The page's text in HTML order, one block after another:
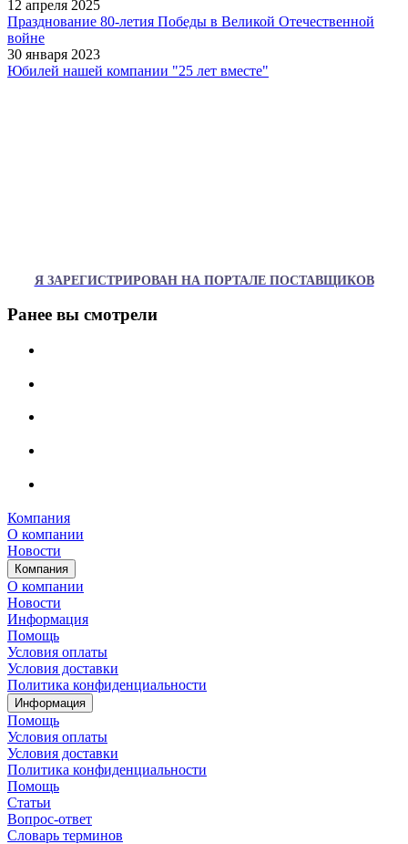
12 апреля 2025
Празднование 80-летия Победы в Великой Отечественной
войне
30 января 2023
Юбилей нашей компании "25 лет вместе"
Я ЗАРЕГИСТРИРОВАН НА ПОРТАЛЕ ПОСТАВЩИКОВ
Ранее вы смотрели
Компания
О компании
Новости
Компания
О компании
Новости
Информация
Помощь
Условия оплаты
Условия доставки
Политика конфиденциальности
Информация
Помощь
Условия оплаты
Условия доставки
Политика конфиденциальности
Помощь
Статьи
Вопрос-ответ
Словарь терминов